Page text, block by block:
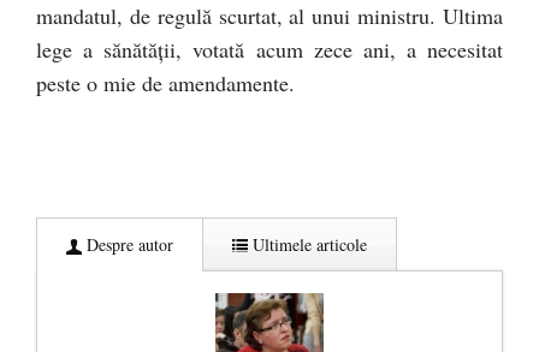
mandatul, de regulă scurtat, al unui ministru. Ultima
lege a sănătății, votată acum zece ani, a necesitat
peste o mie de amendamente.
Despre autor Ultimele articole